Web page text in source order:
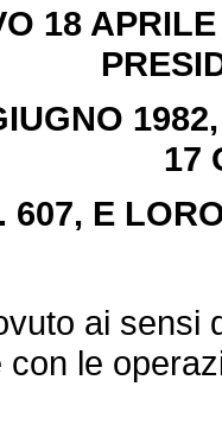
18
17
607, E
ai sensi
le